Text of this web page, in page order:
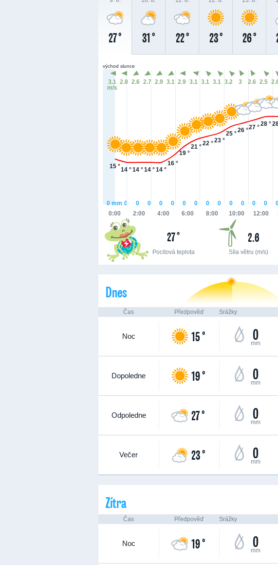
27 ° 31 ° 22 ° 23 ° 26 °
15 °14 °14 °14 °14 °
16 °
19 °
21 °22 °23 °
25 °26 °27 °28 °
0:00 2:00 4:00 6:00 8:00 10:00 12:00
východ slunce
0 mm 0 0 0 0 0 0 0 0 0 0 0 0 0
3.1
m/s
2.8 2.6 2.7 2.9 3.1 2.9 3.1 3.1 3.1 3.2 3 2.6 2.5
27 °
Pocitová teplota
2.6
Síla větru (m/s)
Dnes
Čas Předpověď Srážky
Noc 15 ° 0
mm
Dopoledne 19 ° 0
mm
Odpoledne 27 ° 0
mm
Večer 23 ° 0
mm
Zítra
Čas Předpověď Srážky
Noc 19 ° 0
mm